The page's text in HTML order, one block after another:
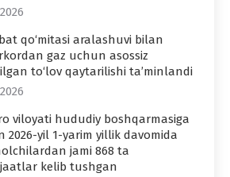
qo‘mitasi aralashuvi bilan
gaz uchun asossiz
to‘lov qaytarilishi ta’minlandi
viloyati hududiy boshqarmasiga
2026-yil 1-yarim yillik davomida
jami 868 ta
kelib tushgan